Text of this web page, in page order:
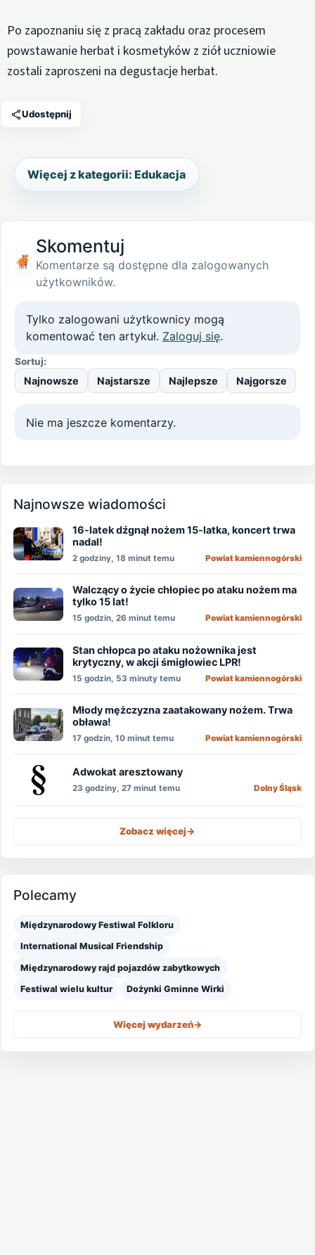
Po zapoznaniu się z pracą zakładu oraz procesem
powstawanie herbat i kosmetyków z ziół uczniowie
zostali zaproszeni na degustacje herbat.
Udostępnij
Więcej z kategorii: Edukacja
Skomentuj
Komentarze są dostępne dla zalogowanych
użytkowników.
Tylko zalogowani użytkownicy mogą
komentować ten artykuł. Zaloguj się.
Sortuj:
Najnowsze Najstarsze Najlepsze Najgorsze
Nie ma jeszcze komentarzy.
Najnowsze wiadomości
16-latek dźgnął nożem 15-latka, koncert trwa
nadal!
2 godziny, 18 minut temu Powiat kamiennogórski
Walczący o życie chłopiec po ataku nożem ma
tylko 15 lat!
15 godzin, 26 minut temu Powiat kamiennogórski
Stan chłopca po ataku nożownika jest
krytyczny, w akcji śmigłowiec LPR!
15 godzin, 53 minuty temu Powiat kamiennogórski
Młody mężczyzna zaatakowany nożem. Trwa
obława!
17 godzin, 10 minut temu Powiat kamiennogórski
Adwokat aresztowany
23 godziny, 27 minut temu Dolny Śląsk
Zobacz więcej->
Polecamy
Międzynarodowy Festiwal Folkloru
International Musical Friendship
Międzynarodowy rajd pojazdów zabytkowych
Festiwal wielu kultur Dożynki Gminne Wirki
Więcej wydarzeń->